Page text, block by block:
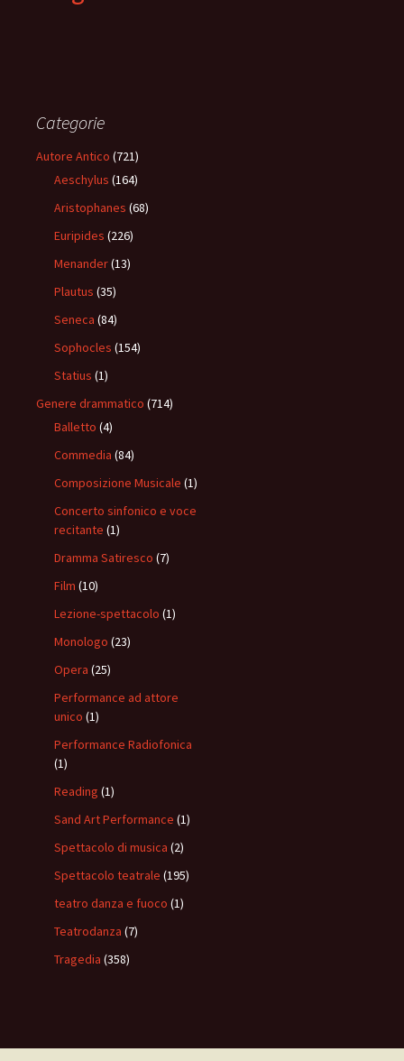
Categorie
Autore Antico (721)
Aeschylus (164)
Aristophanes (68)
Euripides (226)
Menander(13)
Plautus (35)
Seneca (84)
Sophocles (154)
Statius (1)
Genere drammatico (714)
Balletto (4)
Commedia (84)
Composizione Musicale (1)
Concerto sinfonico e voce
recitante (1)
Dramma Satiresco (7)
Film (10)
Lezione-spettacolo (1)
Monologo (23)
Opera (25)
Performance ad attore
unico (1)
Performance Radiofonica
(1)
Reading (1)
Sand Art Performance (1)
Spettacolo di musica (2)
Spettacolo teatrale (195)
teatro danza e fuoco (1)
Teatrodanza (7)
Tragedia (358)